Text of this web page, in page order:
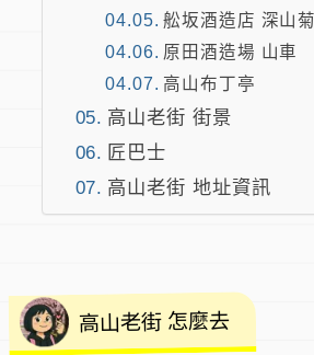
舩坂酒造店 深山菊
原田酒造場 山車
高山布丁亭
高山老街 街景
匠巴士
高山老街 地址資訊
高山老街 怎麼去